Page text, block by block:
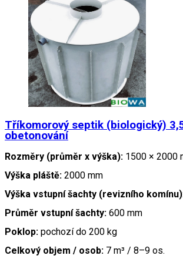
Tříkomorový septik (biologický)
obetonování
Rozměry (průměr x výška): 1500 × 2000
Výška pláště: 2000 mm
Výška vstupní šachty (revizního
Průměr vstupní šachty: 600 mm
Poklop: pochozí do 200 kg
Celkový objem / osob: 7 m³ / 8–9 os.